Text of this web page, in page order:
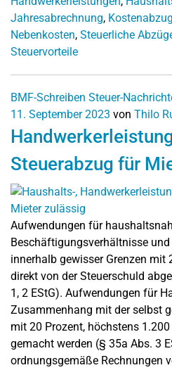
Jahresabrechnung,
Nebenkosten, Steuerliche
Steuervorteile
BMF-Schreiben Steuer-
11. September 2023 von Thilo
Steuerabzug für
Aufwendungen für
Beschäftigungsverhältnisse
innerhalb gewisser Grenzen mit
direkt von der Steuerschuld
1, 2 EStG). Aufwendungen für
Zusammenhang mit der selbst
mit 20 Prozent, höchstens 1.200
gemacht werden (§ 35a Abs. 3
ordnungsgemäße Rechnungen